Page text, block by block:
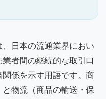
、日本の流通業界におい
者間の継続的な取引口
係を示す用語です。商
物流（商品の輸送・保